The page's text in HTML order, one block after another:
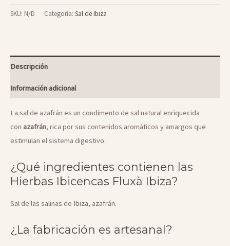
Azafrán
SKU: N/D Categoría: Sal de Ibiza
Descripción
Información adicional
La sal de azafrán es un condimento de sal natural enriquecida
con azafrán, rica por sus contenidos aromáticos y amargos que
estimulan el sistema digestivo.
¿Qué ingredientes contienen las
Hierbas Ibicencas Fluxà Ibiza?
Sal de las salinas de Ibiza, azafrán.
¿La fabricación es artesanal?